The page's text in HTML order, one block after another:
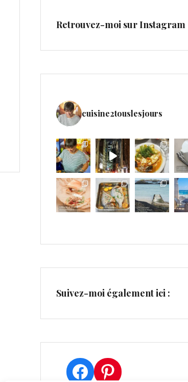
Retrouvez-moi sur Instagram
cuisine2touslesjours
Suivez-moi également ici :
Facebook
Pinterest